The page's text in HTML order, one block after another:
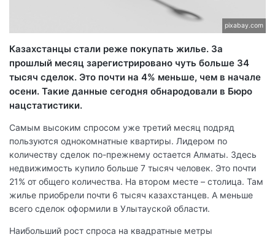
pixabay.com
Казахстанцы стали реже покупать жилье. За
прошлый месяц зарегистрировано чуть больше 34
тысяч сделок. Это почти на 4% меньше, чем в начале
осени. Такие данные сегодня обнародовали в Бюро
нацстатистики.
Самым высоким спросом уже третий месяц подряд
пользуются однокомнатные квартиры. Лидером по
количеству сделок по-прежнему остается Алматы. Здесь
недвижимость купило больше 7 тысяч человек. Это почти
21% от общего количества. На втором месте – столица. Там
жилье приобрели почти 6 тысяч казахстанцев. А меньше
всего сделок оформили в Улытауской области.
Наибольший рост спроса на квадратные метры